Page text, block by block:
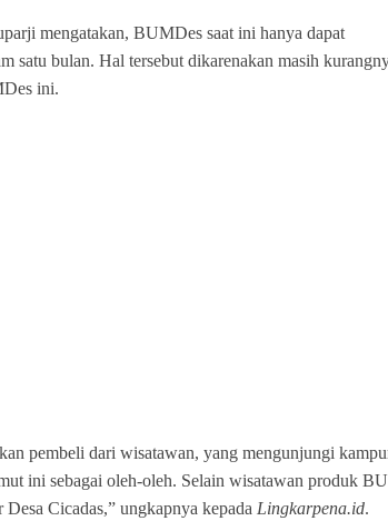
mengatakan, BUMDes saat ini hanya dapat
satu bulan. Hal tersebut dikarenakan masih
ini.
pembeli dari wisatawan, yang mengunjungi
ini sebagai oleh-oleh. Selain wisatawan produk
Cicadas,” ungkapnya kepada Lingkarpena.id.